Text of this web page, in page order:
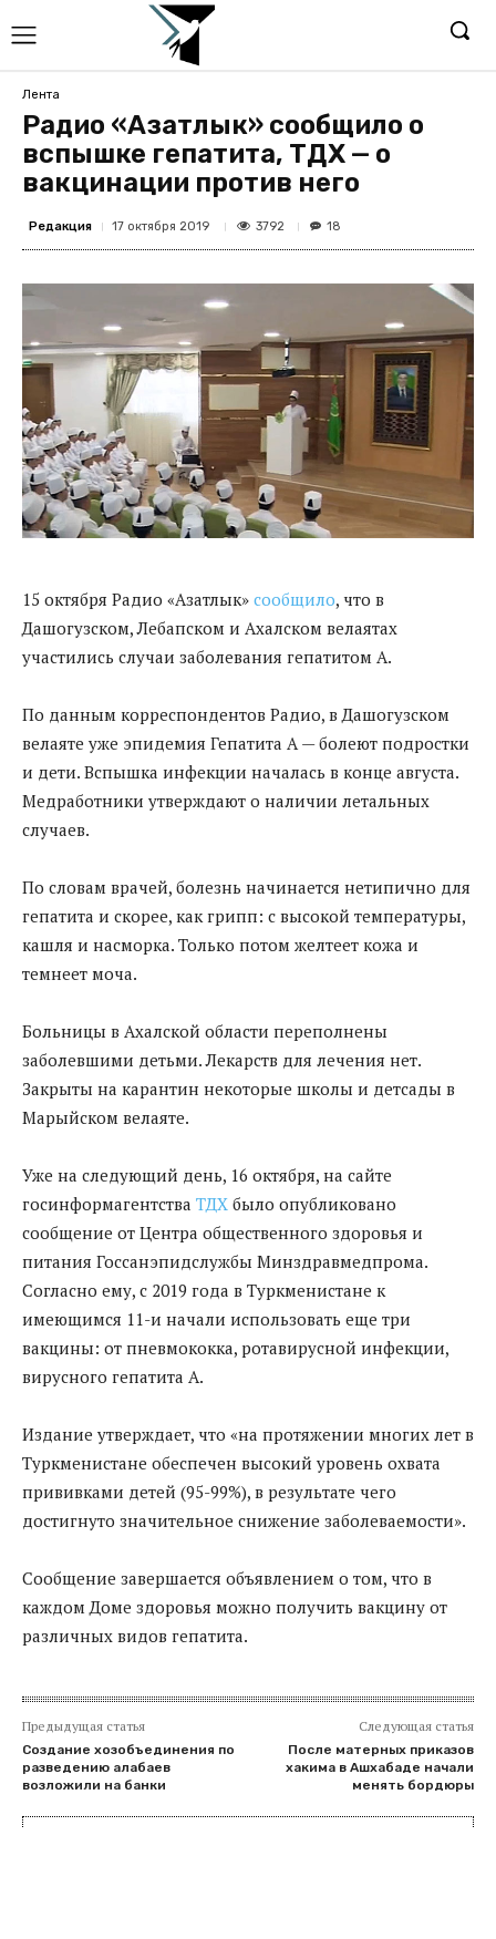
Лента
Радио «Азатлык» сообщило о
вспышке гепатита, ТДХ — о
вакцинации против него
Редакция 17 октября 2019 3792 18
15 октября Радио «Азатлык» сообщило, что в
Дашогузском, Лебапском и Ахалском велаятах
участились случаи заболевания гепатитом А.
По данным корреспондентов Радио, в Дашогузском
велаяте уже эпидемия Гепатита А — болеют подростки
и дети. Вспышка инфекции началась в конце августа.
Медработники утверждают о наличии летальных
случаев.
По словам врачей, болезнь начинается нетипично для
гепатита и скорее, как грипп: с высокой температуры,
кашля и насморка. Только потом желтеет кожа и
темнеет моча.
Больницы в Ахалской области переполнены
заболевшими детьми. Лекарств для лечения нет.
Закрыты на карантин некоторые школы и детсады в
Марыйском велаяте.
Уже на следующий день, 16 октября, на сайте
госинформагентства ТДХ было опубликовано
сообщение от Центра общественного здоровья и
питания Госсанэпидслужбы Минздравмедпрома.
Согласно ему, с 2019 года в Туркменистане к
имеющимся 11-и начали использовать еще три
вакцины: от пневмококка, ротавирусной инфекции,
вирусного гепатита А.
Издание утверждает, что «на протяжении многих лет в
Туркменистане обеспечен высокий уровень охвата
прививками детей (95-99%), в результате чего
достигнуто значительное снижение заболеваемости».
Сообщение завершается объявлением о том, что в
каждом Доме здоровья можно получить вакцину от
различных видов гепатита.
Предыдущая статья
Создание хозобъединения по
разведению алабаев
возложили на банки
Следующая статья
После матерных приказов
хакима в Ашхабаде начали
менять бордюры